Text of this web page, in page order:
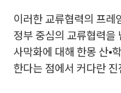
이러한 교류협력의 프레
정부 중심의 교류협력을
사막화에 대해 한몽 산⦁
한다는 점에서 커다란